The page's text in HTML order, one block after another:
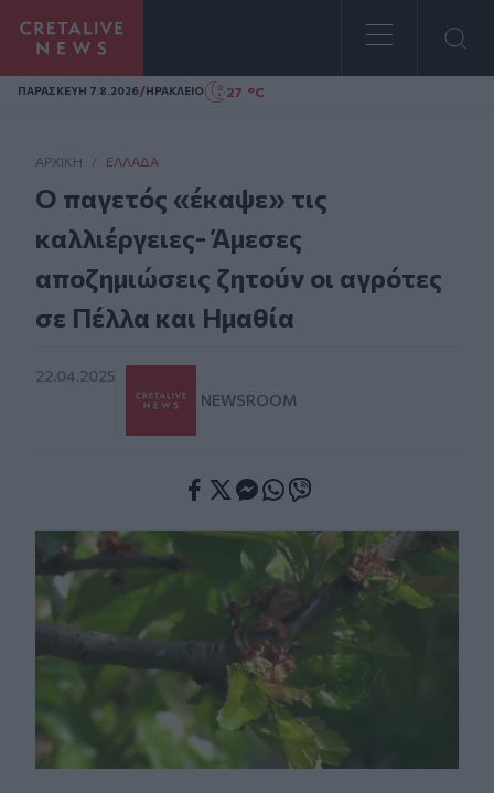
Homepage
ΠΑΡΑΣΚΕΥΗ 7.8.2026/ΗΡΑΚΛΕΙΟ 27 °C
ΑΡΧΙΚΗ / ΕΛΛΆΔΑ
Ο παγετός «έκαψε» τις
καλλιέργειες- Άμεσες
αποζημιώσεις ζητούν οι αγρότες
σε Πέλλα και Ημαθία
22.04.2025
NEWSROOM